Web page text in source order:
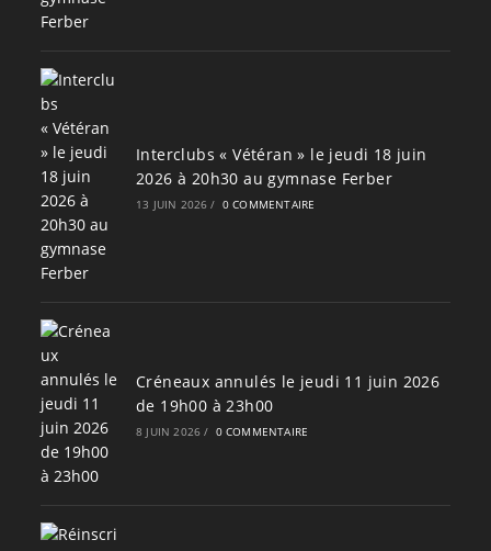
Interclubs « Vétéran » le jeudi 18 juin
2026 à 20h30 au gymnase Ferber
13 JUIN 2026 / 0 COMMENTAIRE
Créneaux annulés le jeudi 11 juin 2026
de 19h00 à 23h00
8 JUIN 2026 / 0 COMMENTAIRE